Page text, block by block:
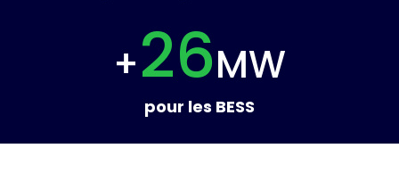
+26MW
pour les BESS